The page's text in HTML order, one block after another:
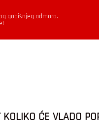
godišnjeg odmora.
ĆE VLADO